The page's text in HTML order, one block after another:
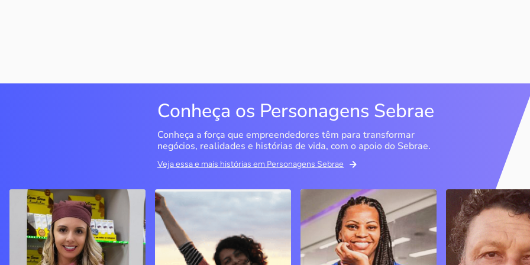
Conheça os Personagens Sebrae
Conheça a força que empreendedores têm para transformar
negócios, realidades e histórias de vida, com o apoio do Sebrae.
Veja essa e mais histórias em Personagens Sebrae
Cacau Serra
Urubici / SC
A empreendedora decidiu
seguir seu sonho de ter um
negócio próprio, investiu no
Seriema Ecoturismo
Rio da Conceição / TO
O objetivo era ter um CNPJ
para fazer cursos, mas o
negócio se tornou a
Studio Olimpic Shape
São Paulo / SP
A ex-atleta olímpica e
empresária diz que o Sebrae
foi fundamental para que ela
DG
Água Mineral
Marília / SP
Entenda como o
ajudou a